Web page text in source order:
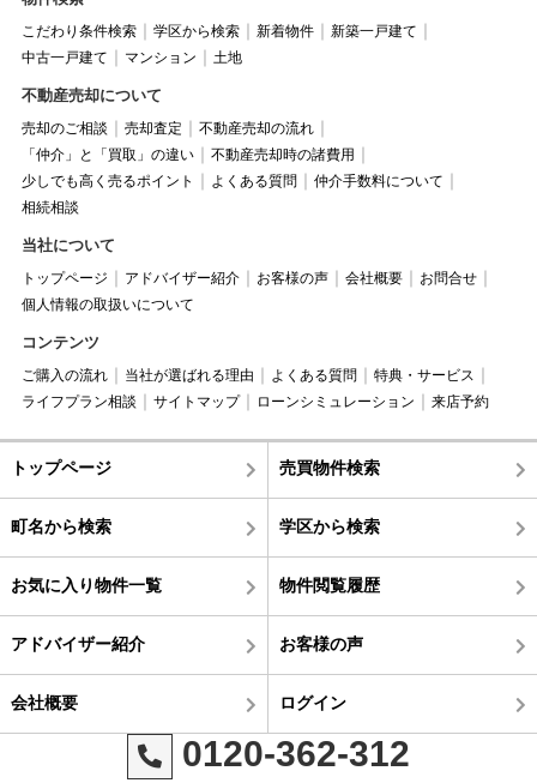
こだわり条件検索 学区から検索 新着物件
新築一戸建て
中古一戸建て
マンション 土地
不動産売却について
売却のご相談 売却査定
不動産売却の流れ
「仲介」と「買取」の違い
不動産売却時の諸費用
少しでも高く売るポイント
よくある質問
仲介手数料について
相続相談
当社について
トップページ アドバイザー紹介 お客様の声 会社概要
お問合せ
個人情報の取扱いについて
コンテンツ
ご購入の流れ 当社が選ばれる理由 よくある質問
特典・サービス
ライフプラン相談
サイトマップ ローンシミュレーション 来店予約
トップページ 売買物件検索
町名から検索 学区から検索
お気に入り物件一覧 物件閲覧履歴
アドバイザー紹介 お客様の声
会社概要 ログイン
0120-362-312